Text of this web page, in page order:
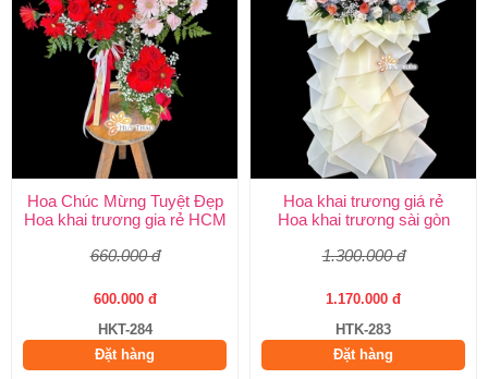
Hoa Chúc Mừng Tuyệt Đẹp
Hoa khai trương gia rẻ HCM
660.000 đ
600.000 đ
HKT-284
Đặt hàng
Hoa khai trương giá rẻ
Hoa khai trương sài gòn
1.300.000 đ
1.170.000 đ
HTK-283
Đặt hàng